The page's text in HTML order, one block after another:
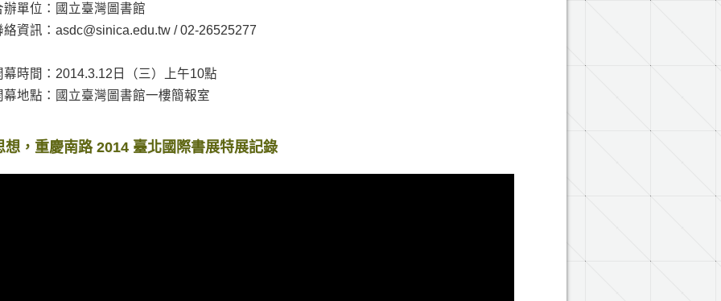
辦單位：國立臺灣圖書館
絡資訊：asdc@sinica.edu.tw / 02-26525277
幕時間：2014.3.12日（三）上午10點
幕地點：國立臺灣圖書館一樓簡報室
想，重慶南路 2014 臺北國際書展特展記錄